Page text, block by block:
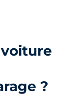
voiture
?